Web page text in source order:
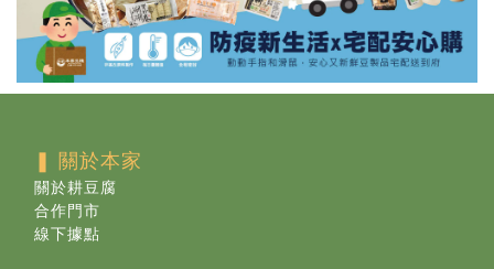
❚ 關於本家
關於耕豆腐
合作門市
線下據點